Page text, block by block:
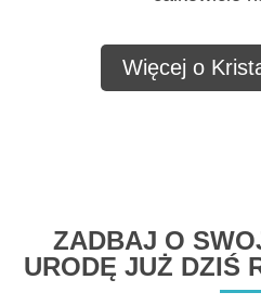
Więcej o
ZADBAJ O
URODĘ JUŻ DZIŚ